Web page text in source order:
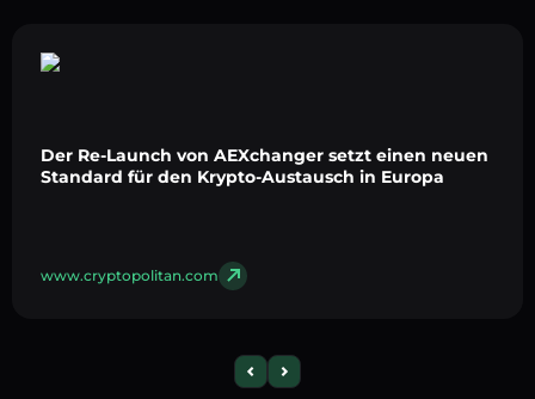
Der Re-Launch von AEXchanger setzt einen neuen
Standard für den Krypto-Austausch in Europa
www.cryptopolitan.com